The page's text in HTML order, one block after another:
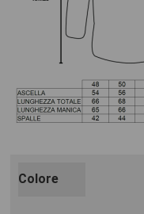
Colore